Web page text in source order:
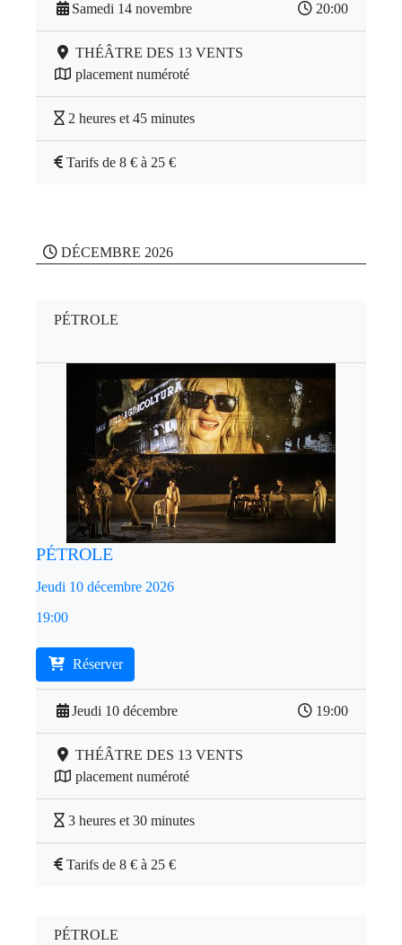
Samedi 14 novembre 20:00
THÉÂTRE DES 13 VENTS
placement numéroté
2 heures et 45 minutes
Tarifs de 8 € à 25 €
DÉCEMBRE 2026
PÉTROLE
PÉTROLE
Jeudi 10 décembre 2026
19:00
Réserver
Jeudi 10 décembre 19:00
THÉÂTRE DES 13 VENTS
placement numéroté
3 heures et 30 minutes
Tarifs de 8 € à 25 €
PÉTROLE